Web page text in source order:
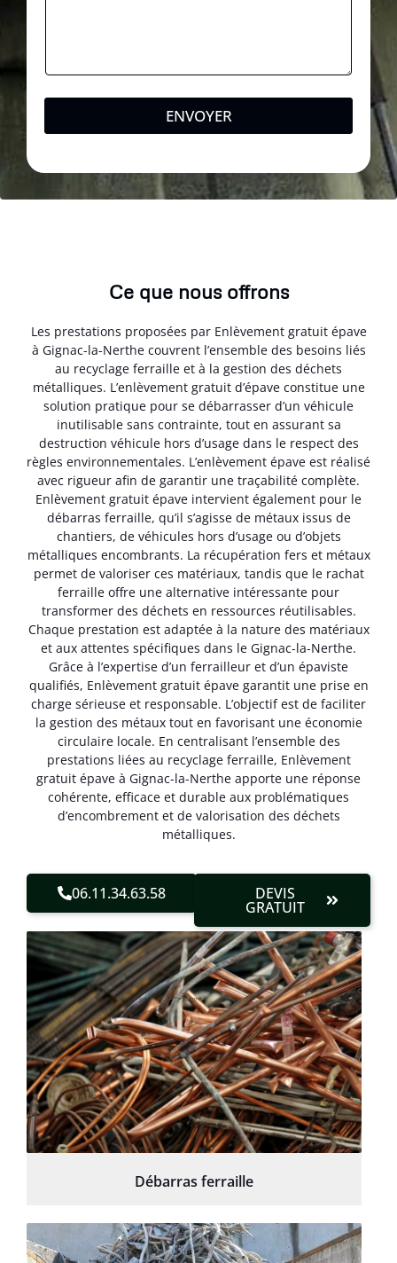
ENVOYER
Ce que nous offrons
Les prestations proposées par Enlèvement gratuit épave
à Gignac-la-Nerthe couvrent l’ensemble des besoins liés
au recyclage ferraille et à la gestion des déchets
métalliques. L’enlèvement gratuit d’épave constitue une
solution pratique pour se débarrasser d’un véhicule
inutilisable sans contrainte, tout en assurant sa
destruction véhicule hors d’usage dans le respect des
règles environnementales. L’enlèvement épave est réalisé
avec rigueur afin de garantir une traçabilité complète.
Enlèvement gratuit épave intervient également pour le
débarras ferraille, qu’il s’agisse de métaux issus de
chantiers, de véhicules hors d’usage ou d’objets
métalliques encombrants. La récupération fers et métaux
permet de valoriser ces matériaux, tandis que le rachat
ferraille offre une alternative intéressante pour
transformer des déchets en ressources réutilisables.
Chaque prestation est adaptée à la nature des matériaux
et aux attentes spécifiques dans le Gignac-la-Nerthe.
Grâce à l’expertise d’un ferrailleur et d’un épaviste
qualifiés, Enlèvement gratuit épave garantit une prise en
charge sérieuse et responsable. L’objectif est de faciliter
la gestion des métaux tout en favorisant une économie
circulaire locale. En centralisant l’ensemble des
prestations liées au recyclage ferraille, Enlèvement
gratuit épave à Gignac-la-Nerthe apporte une réponse
cohérente, efficace et durable aux problématiques
d’encombrement et de valorisation des déchets
métalliques.
06.11.34.63.58 DEVIS
GRATUIT
Débarras ferraille